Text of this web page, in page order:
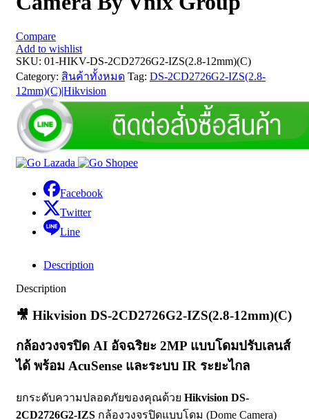
Compare
Add to wishlist
SKU: 01-HIKV-DS-2CD2726G2-IZS(2.8-12mm)(C)
Category: สินค้าทั้งหมด Tag: DS-2CD2726G2-IZS(2.8-
12mm)(C)|Hikvision
Facebook
Twitter
Line
Description
Description
🎥 Hikvision DS-2CD2726G2-IZS(2.8-12mm)(C)
กล้องวงจรปิด AI อัจฉริยะ 2MP แบบโดมปรับเลนส์
ได้ พร้อม AcuSense และระบบ IR ระยะไกล
ยกระดับความปลอดภัยของคุณด้วย Hikvision DS-
2CD2726G2-IZS กล้องวงจรปิดแบบโดม (Dome Camera)